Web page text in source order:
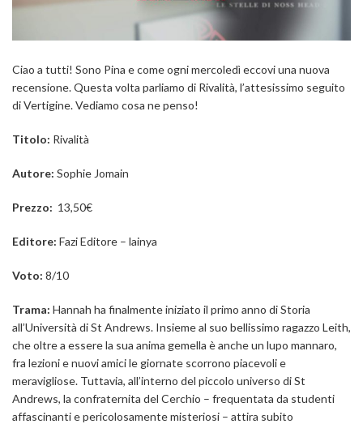
Ciao a tutti! Sono Pina e come ogni mercoledì eccovi una nuova
recensione. Questa volta parliamo di Rivalità, l’attesissimo seguito
di Vertigine. Vediamo cosa ne penso!
Titolo: Rivalità
Autore: Sophie Jomain
Prezzo: 13,50€
Editore: Fazi Editore – lainya
Voto: 8/10
Trama: Hannah ha finalmente iniziato il primo anno di Storia
all’Università di St Andrews. Insieme al suo bellissimo ragazzo Leith,
che oltre a essere la sua anima gemella è anche un lupo mannaro,
fra lezioni e nuovi amici le giornate scorrono piacevoli e
meravigliose. Tuttavia, all’interno del piccolo universo di St
Andrews, la confraternita del Cerchio – frequentata da studenti
affascinanti e pericolosamente misteriosi – attira subito